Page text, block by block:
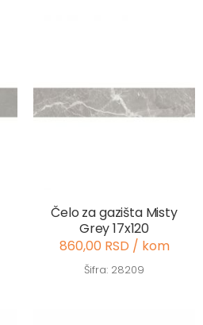
Čelo za gazišta Misty
Grey 17x120
860,00 RSD / kom
Šifra: 28209